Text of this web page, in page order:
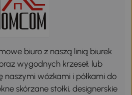
biuro z naszą linią biurek
wygodnych krzeseł, lub
naszymi wózkami i półkami do
skórzane stołki, designerskie